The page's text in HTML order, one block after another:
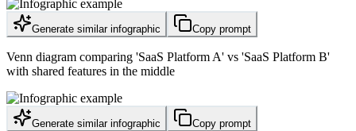
Generate similar infographic Copy prompt
Venn diagram comparing 'SaaS Platform A' vs 'SaaS Platform B'
with shared features in the middle
Generate similar infographic Copy prompt